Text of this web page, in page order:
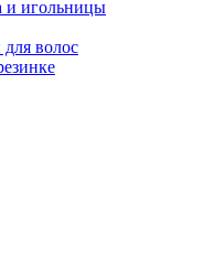
и игольницы
волос